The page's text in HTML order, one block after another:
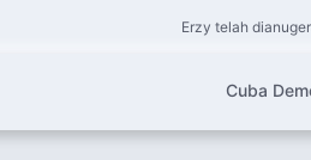
Erzy telah
Cuba